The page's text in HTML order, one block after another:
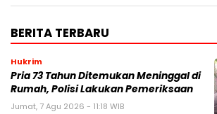
BERITA TERBARU
Hukrim
Pria 73 Tahun Ditemukan Meninggal di
Rumah, Polisi Lakukan Pemeriksaan
Jumat, 7 Agu 2026 - 11:18 WIB